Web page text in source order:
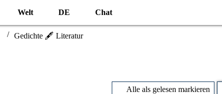
Welt DE Chat
Gedichte 🖋️ Literatur
Alle als gelesen markieren